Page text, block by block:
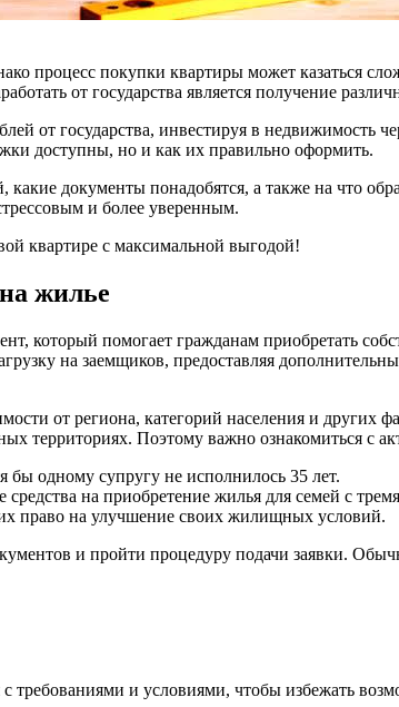
процесс покупки квартиры может казаться
от государства является получение
от государства, инвестируя в недвижимость
доступны, но и как их правильно оформить.
документы понадобятся, а также на что
и более уверенным.
квартире с максимальной выгодой!
жилье
который помогает гражданам приобретать
на заемщиков, предоставляя
от региона, категорий населения и других
территориях. Поэтому важно ознакомиться с
бы одному супругу не исполнилось 35 лет.
на приобретение жилья для семей с
право на улучшение своих жилищных условий.
и пройти процедуру подачи заявки.
требованиями и условиями, чтобы избежать